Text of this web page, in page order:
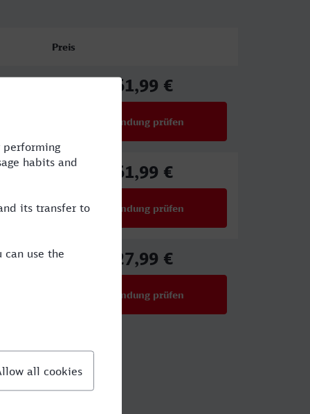
Preis
61,99 €
Verbindung prüfen
61,99 €
Verbindung prüfen
27,99 €
Verbindung prüfen